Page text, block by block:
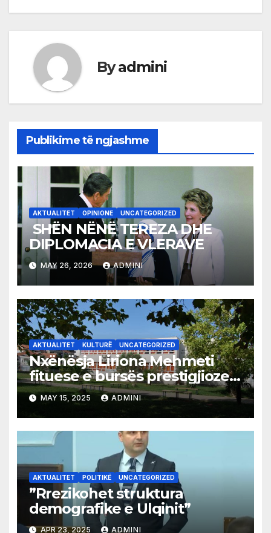
Byadmini
Publikime të ngjashme
AKTUALITET OPINIONE UNCATEGORIZED
SHËN NËNË TEREZA DHE
DIPLOMACIA E VLERAVE
MAY 26, 2026 ADMINI
AKTUALITET KULTURË UNCATEGORIZED
Nxënësja Liriona Mehmeti
fituese e bursës prestigjioze
DAAD për studime në
Gjermani
MAY 15, 2025 ADMINI
AKTUALITET POLITIKË UNCATEGORIZED
”Rrezikohet struktura
demografike e Ulqinit”
APR 23, 2025 ADMINI